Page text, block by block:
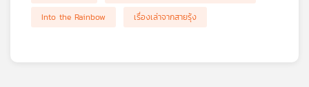
Into the Rainbow
เรื่องเล่าจากสายรุ้ง